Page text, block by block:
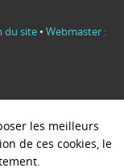
du site • Webmaster :
les meilleurs
de ces cookies, le